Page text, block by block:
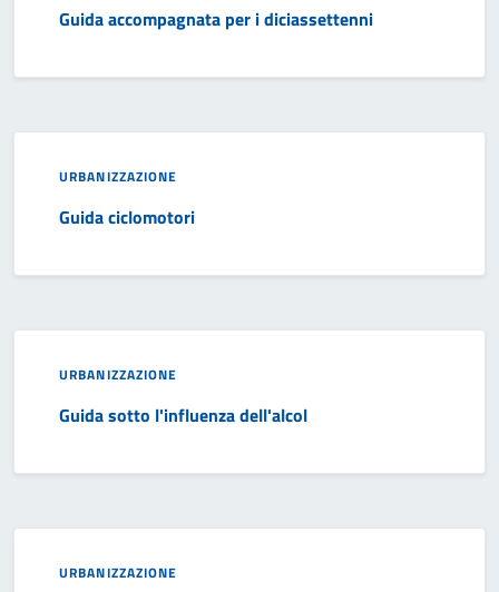
Guida accompagnata per i diciassettenni
URBANIZZAZIONE
Guida ciclomotori
URBANIZZAZIONE
Guida sotto l'influenza dell'alcol
URBANIZZAZIONE